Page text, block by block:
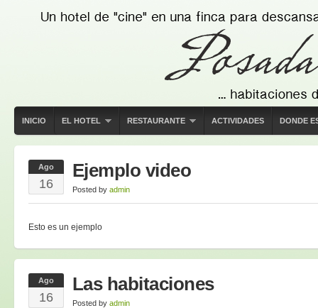
INICIO EL HOTEL RESTAURANTE ACTIVIDADES DONDE
Ago
16
Ejemplo video
Posted by admin
Esto es un ejemplo
Ago
16
Las habitaciones
Posted by admin